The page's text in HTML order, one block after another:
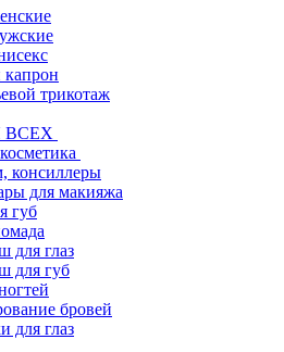
трикотаж
ВСЕХ
консиллеры
для макияжа
губ
для глаз
для губ
бровей
для глаз